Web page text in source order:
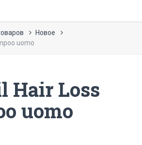
Новое
uomo
Hair Loss
uomo